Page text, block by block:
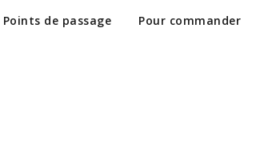
Points de passage Pour commander